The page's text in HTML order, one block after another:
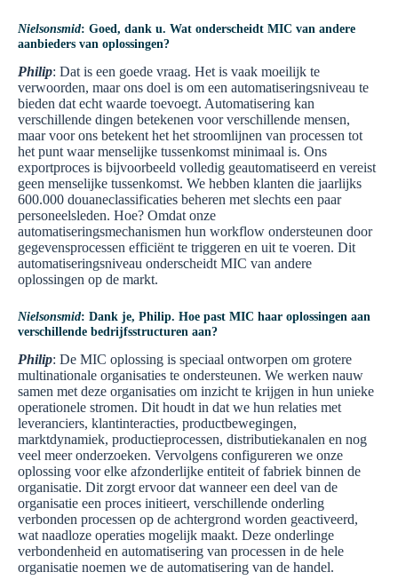
Nielsonsmid: Goed, dank u. Wat onderscheidt MIC van andere
aanbieders van oplossingen?
Philip: Dat is een goede vraag. Het is vaak moeilijk te
verwoorden, maar ons doel is om een automatiseringsniveau te
bieden dat echt waarde toevoegt. Automatisering kan
verschillende dingen betekenen voor verschillende mensen,
maar voor ons betekent het het stroomlijnen van processen tot
het punt waar menselijke tussenkomst minimaal is. Ons
exportproces is bijvoorbeeld volledig geautomatiseerd en vereist
geen menselijke tussenkomst. We hebben klanten die jaarlijks
600.000 douaneclassificaties beheren met slechts een paar
personeelsleden. Hoe? Omdat onze
automatiseringsmechanismen hun workflow ondersteunen door
gegevensprocessen efficiënt te triggeren en uit te voeren. Dit
automatiseringsniveau onderscheidt MIC van andere
oplossingen op de markt.
Nielsonsmid: Dank je, Philip. Hoe past MIC haar oplossingen aan
verschillende bedrijfsstructuren aan?
Philip: De MIC oplossing is speciaal ontworpen om grotere
multinationale organisaties te ondersteunen. We werken nauw
samen met deze organisaties om inzicht te krijgen in hun unieke
operationele stromen. Dit houdt in dat we hun relaties met
leveranciers, klantinteracties, productbewegingen,
marktdynamiek, productieprocessen, distributiekanalen en nog
veel meer onderzoeken. Vervolgens configureren we onze
oplossing voor elke afzonderlijke entiteit of fabriek binnen de
organisatie. Dit zorgt ervoor dat wanneer een deel van de
organisatie een proces initieert, verschillende onderling
verbonden processen op de achtergrond worden geactiveerd,
wat naadloze operaties mogelijk maakt. Deze onderlinge
verbondenheid en automatisering van processen in de hele
organisatie noemen we de automatisering van de handel.